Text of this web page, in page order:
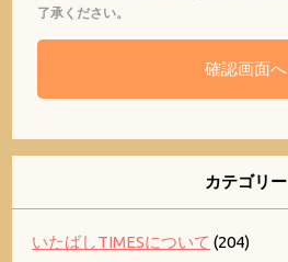
了承ください。
カテゴリー
いたばしTIMESについて (204)